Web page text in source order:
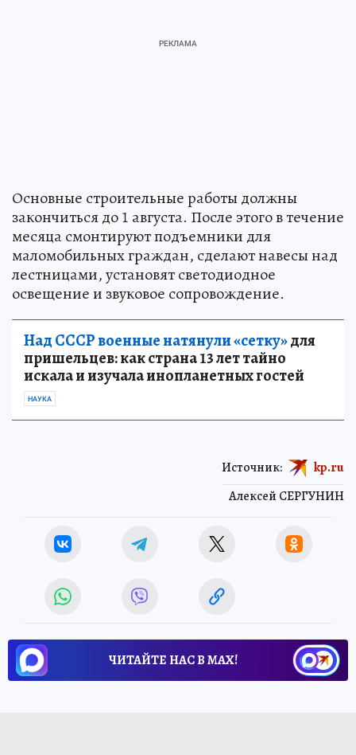
Основные строительные работы должны
закончиться до 1 августа. После этого в течение
месяца смонтируют подъемники для
маломобильных граждан, сделают навесы над
лестницами, установят светодиодное
освещение и звуковое сопровождение.
Над СССР военные натянули «сетку»для
пришельцев: как страна 13 лет тайно
искала и изучала инопланетных гостей
НАУКА
Алексей СЕРГУНИН
Источник: kp.ru
ЧИТАЙТЕ НАС В МАХ!